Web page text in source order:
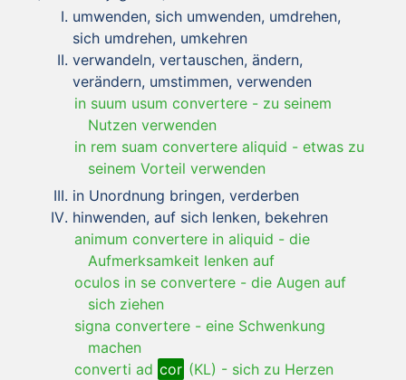
umwenden, sich umwenden, umdrehen,
sich umdrehen, umkehren
verwandeln, vertauschen, ändern,
verändern, umstimmen, verwenden
in suum usum convertere - zu seinem
Nutzen verwenden
in rem suam convertere aliquid - etwas zu
seinem Vorteil verwenden
in Unordnung bringen, verderben
hinwenden, auf sich lenken, bekehren
animum convertere in aliquid - die
Aufmerksamkeit lenken auf
oculos in se convertere - die Augen auf
sich ziehen
signa convertere - eine Schwenkung
machen
converti ad cor (KL) - sich zu Herzen